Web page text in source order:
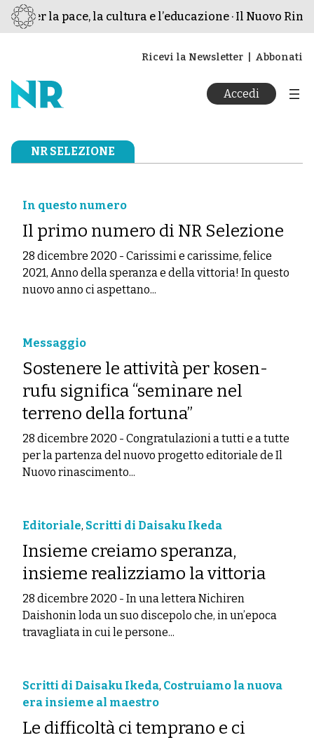
per la pace, la cultura e l’educazione · Il Nuovo
Ricevi la Newsletter Abbonati
Accedi
NR SELEZIONE
In questo numero
Il primo numero di NR Selezione
28 dicembre 2020 - Carissimi e carissime, felice
2021, Anno della speranza e della vittoria! In questo
nuovo anno ci aspettano...
Messaggio
Sostenere le attività per kosen-
rufu significa “seminare nel
terreno della fortuna”
28 dicembre 2020 - Congratulazioni a tutti e a tutte
per la partenza del nuovo progetto editoriale de Il
Nuovo rinascimento...
Editoriale, Scritti di Daisaku Ikeda
Insieme creiamo speranza,
insieme realizziamo la vittoria
28 dicembre 2020 - In una lettera Nichiren
Daishonin loda un suo discepolo che, in un’epoca
travagliata in cui le persone...
Scritti di Daisaku Ikeda, Costruiamo la nuova
era insieme al maestro
Le difficoltà ci temprano e ci